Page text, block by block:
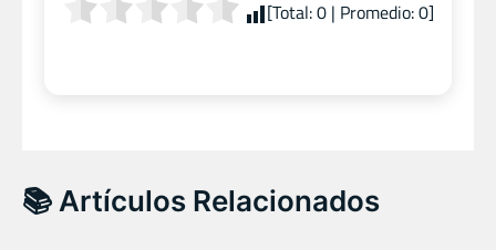
[Total:0| Promedio:0]
📚 Artículos Relacionados